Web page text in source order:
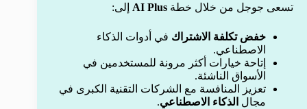
تسعى جوجل من خلال خطة AI Plus إلى:
خفض تكلفة الاشتراك في أدوات الذكاء
الاصطناعي.
إتاحة خيارات أكثر مرونة للمستخدمين في
الأسواق الناشئة.
تعزيز المنافسة مع الشركات التقنية الكبرى في
مجال الذكاء الاصطناعي.